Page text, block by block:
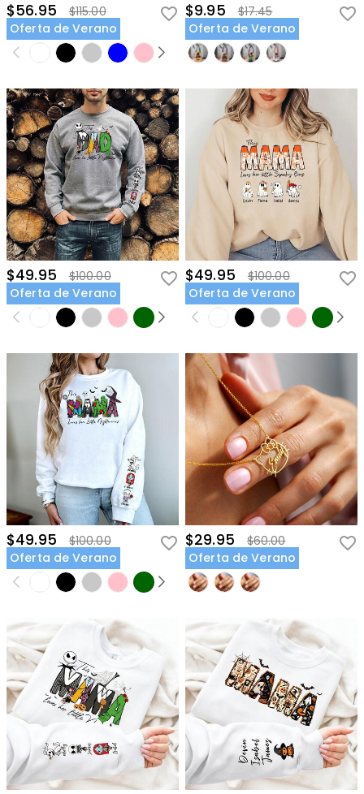
$56.95
$115.00
Oferta de Verano
$9.95
$17.45
Oferta de Verano
$49.95
$100.00
Oferta de Verano
$49.95
$100.00
Oferta de Verano
$49.95
$100.00
Oferta de Verano
$29.95
$60.00
Oferta de Verano